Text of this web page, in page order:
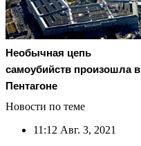
Необычная цепь
самоубийств произошла в
Пентагоне
Новости по теме
11:12 Авг. 3, 2021